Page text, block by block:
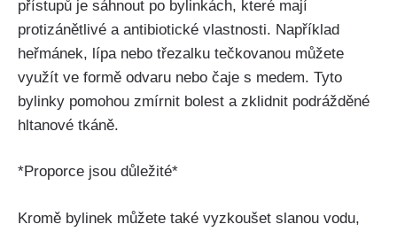
přístupů je sáhnout po bylinkách, které mají
protizánětlivé a antibiotické vlastnosti. Například
heřmánek, lípa nebo třezalku ‌tečkovanou můžete
‌využít ve ‌formě odvaru nebo ⁤čaje s medem. Tyto
bylinky pomohou zmírnit bolest a zklidnit⁤ podrážděné
hltanové⁤ tkáně.
*Proporce⁢ jsou důležité*
Kromě bylinek můžete také vyzkoušet⁣ slanou vodu,